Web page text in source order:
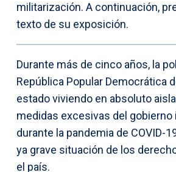
militarización. A continuación,
texto de su exposición.
Durante más de cinco años, la
República Popular Democrática
estado viviendo en absoluto
medidas excesivas del
durante la pandemia de COVID-
ya grave situación de los
el país.